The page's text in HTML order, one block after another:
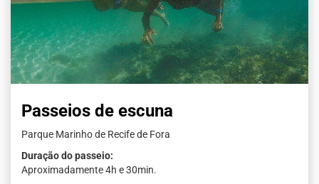
Passeios de escuna
Parque Marinho de Recife de Fora
Duração do passeio:
Aproximadamente 4h e 30min.